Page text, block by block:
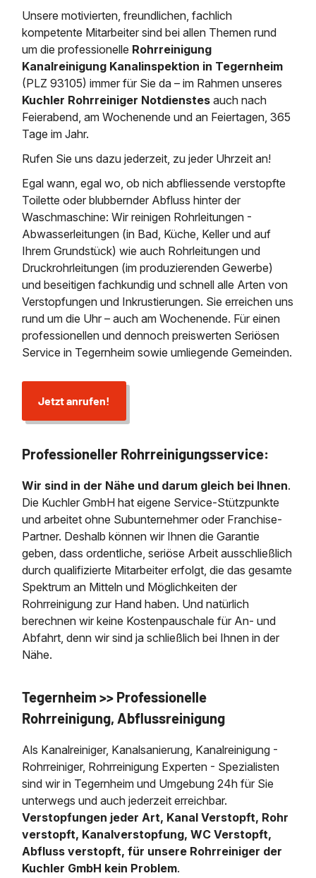
Kanalreinigung
Kanalinspektion
Grubenentleerung
24h Notdienst
Kosten Preise
Rohrreinigungsdienst
Wasserhaltung
Dükerreinigung
Entleerung und Reinigung
Regenrückhaltebecken
Grubenentleerung und
Sickerschacht Reinigung
Abfallzwischenlager
Schießstandsanierung -
Geschosssandfang
Mobile Schlamm-
Fettabscheider
Entsorgung
Saugbagger / LuftförderanlageSaugbagger für Tiefbau
Saugbagger und Pumpen
Fermenter-Entleerung
Regenrückhaltebecken
Entschlammung
Heizung / Sanitär
Tiefbau
Unternehmen
Zertifikate /
Stellenangebote
Kontakt
Unsere motivierten, freundlichen, fachlich
kompetente Mitarbeiter sind bei allen Themen rund
um die professionelle Rohrreinigung
Kanalreinigung Kanalinspektion in Tegernheim
(PLZ 93105) immer für Sie da – im Rahmen unseres
Kuchler Rohrreiniger Notdienstes auch nach
Feierabend, am Wochenende und an Feiertagen, 365
Tage im Jahr.
Rufen Sie uns dazu jederzeit, zu jeder Uhrzeit an!
Egal wann, egal wo, ob nich abfliessende verstopfte
Toilette oder blubbernder Abfluss hinter der
Waschmaschine: Wir reinigen Rohrleitungen -
Abwasserleitungen (in Bad, Küche, Keller und auf
Ihrem Grundstück) wie auch Rohrleitungen und
Druckrohrleitungen (im produzierenden Gewerbe)
und beseitigen fachkundig und schnell alle Arten von
Verstopfungen und Inkrustierungen. Sie erreichen uns
rund um die Uhr – auch am Wochenende. Für einen
professionellen und dennoch preiswerten Seriösen
Service in Tegernheim sowie umliegende Gemeinden.
Jetzt anrufen!
Professioneller Rohrreinigungsservice:
Wir sind in der Nähe und darum gleich bei Ihnen.
Die Kuchler GmbH hat eigene Service-Stützpunkte
und arbeitet ohne Subunternehmer oder Franchise-
Partner. Deshalb können wir Ihnen die Garantie
geben, dass ordentliche, seriöse Arbeit ausschließlich
durch qualifizierte Mitarbeiter erfolgt, die das gesamte
Spektrum an Mitteln und Möglichkeiten der
Rohrreinigung zur Hand haben. Und natürlich
berechnen wir keine Kostenpauschale für An- und
Abfahrt, denn wir sind ja schließlich bei Ihnen in der
Nähe.
Tegernheim >> Professionelle
Rohrreinigung, Abflussreinigung
Als Kanalreiniger, Kanalsanierung, Kanalreinigung -
Rohrreiniger, Rohrreinigung Experten - Spezialisten
sind wir in Tegernheim und Umgebung 24h für Sie
unterwegs und auch jederzeit erreichbar.
Verstopfungen jeder Art, Kanal Verstopft, Rohr
verstopft, Kanalverstopfung, WC Verstopft,
Abfluss verstopft, für unsere Rohrreiniger der
Kuchler GmbH kein Problem.